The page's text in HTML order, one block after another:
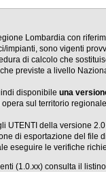
Lombardia con
impianti, sono vigenti
di calcolo che
previste a livello
disponibile una
opera sul territorio
UTENTI della versione
di esportazione del file
eseguire le verifiche
(1.0.xx) consulta il listino